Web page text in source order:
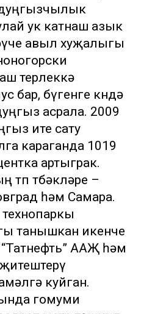
ук катнаш азык
авыл хуҗалыгы
терлеккә
бар, бүгенге көндә
асрала. 2009
ите сату
караганда 1019
артыграк.
төбәкләре –
һәм Самара.
танышкан икенче
ААҖ һәм
куйган.
гомуми